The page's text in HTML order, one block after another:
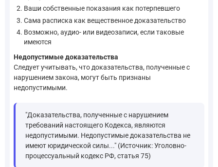
Ваши собственные показания как потерпевшего
Сама расписка как вещественное доказательство
Возможно, аудио- или видеозаписи, если таковые
имеются
Недопустимые доказательства
Следует учитывать, что доказательства, полученные с
нарушением закона, могут быть признаны
недопустимыми.
"Доказательства, полученные с нарушением
требований настоящего Кодекса, являются
недопустимыми. Недопустимые доказательства не
имеют юридической силы..." (Источник: Уголовно-
процессуальный кодекс РФ, статья 75)